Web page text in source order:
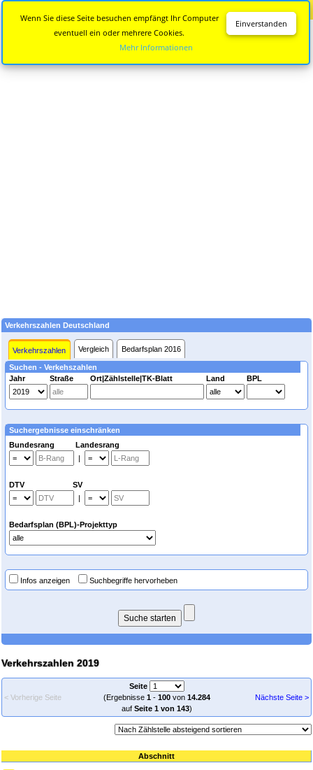
Verkehrszahlen Deutschland
Verkehrszahlen Vergleich Bedarfsplan 2016
Suchen - Verkehszahlen
Jahr
Straße Ort|Zählstelle|TK-Blatt Land BPL
Suchergebnisse einschränken
Bundesrang Landesrang
|
DTV SV
|
Bedarfsplan (BPL)-Projekttyp
Infos anzeigen Suchbegriffe hervorheben
Verkehrszahlen 2019
< Vorherige Seite
Seite
(Ergebnisse 1- 100von 14.284
auf Seite 1 von 143)
Nächste Seite >
Abschnitt
Einverstanden
Wenn Sie diese Seite besuchen empfängt Ihr Computer
eventuell ein oder mehrere Cookies.
Mehr Informationen